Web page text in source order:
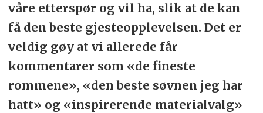
våre etterspør og vil ha, slik at de kan
få den beste gjesteopplevelsen. Det er
veldig gøy at vi allerede får
kommentarer som «de fineste
rommene», «den beste søvnen jeg har
hatt» og «inspirerende materialvalg»